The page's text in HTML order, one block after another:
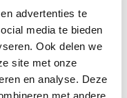
advertenties te
media te bieden
Ook delen we
site met onze
en analyse. Deze
met andere
wel door! De oude
te klagen. Hij zit
een fraai gedekte
en kolvende figuren
spel waarbij men
een paal moet
maand december